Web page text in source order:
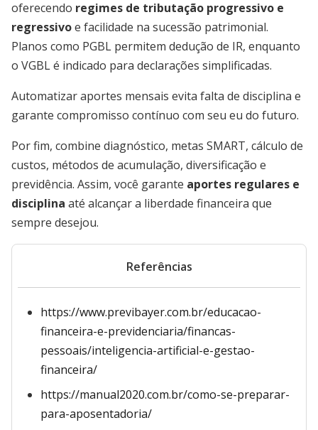
oferecendo regimes de tributação progressivo e
regressivoe facilidade na sucessão patrimonial.
Planos como PGBL permitem dedução de IR, enquanto
o VGBL é indicado para declarações simplificadas.
Automatizar aportes mensais evita falta de disciplina e
garante compromisso contínuo com seu eu do futuro.
Por fim, combine diagnóstico, metas SMART, cálculo de
custos, métodos de acumulação, diversificação e
previdência. Assim, você garante aportes regulares e
disciplina até alcançar a liberdade financeira que
sempre desejou.
Referências
https://www.previbayer.com.br/educacao-
financeira-e-previdenciaria/financas-
pessoais/inteligencia-artificial-e-gestao-
financeira/
https://manual2020.com.br/como-se-preparar-
para-aposentadoria/